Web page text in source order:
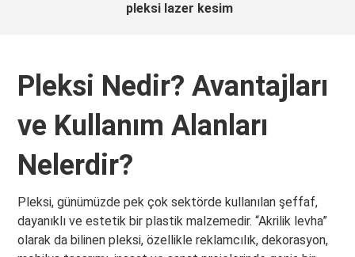
pleksi lazer kesim
Pleksi Nedir? Avantajları
ve Kullanım Alanları
Nelerdir?
Pleksi, günümüzde pek çok sektörde kullanılan şeffaf,
dayanıklı ve estetik bir plastik malzemedir. “Akrilik levha”
olarak da bilinen pleksi, özellikle reklamcılık, dekorasyon,